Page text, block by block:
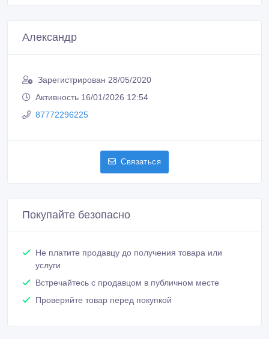
Александр
Зарегистрирован 28/05/2020
Активность 16/01/2026 12:54
87772296225
Связаться
Покупайте безопасно
Не платите продавцу до получения товара или
услуги
Встречайтесь с продавцом в публичном месте
Проверяйте товар перед покупкой